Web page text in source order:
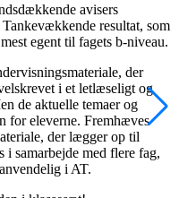
avisers
resultat, som
egent til fagets b-niveau.
der
i et letlæseligt og
de aktuelle temaer og
for eleverne. Fremhæves
der lægger op til
i samarbejde med flere fag,
i AT.